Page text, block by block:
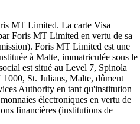
MT Limited. La carte Visa
Foris MT Limited en vertu de sa
Foris MT Limited est une
à Malte, immatriculée sous le
est situé au Level 7, Spinola
St. Julians, Malte, dûment
Authority en tant qu'institution
électroniques en vertu de
financières (institutions de